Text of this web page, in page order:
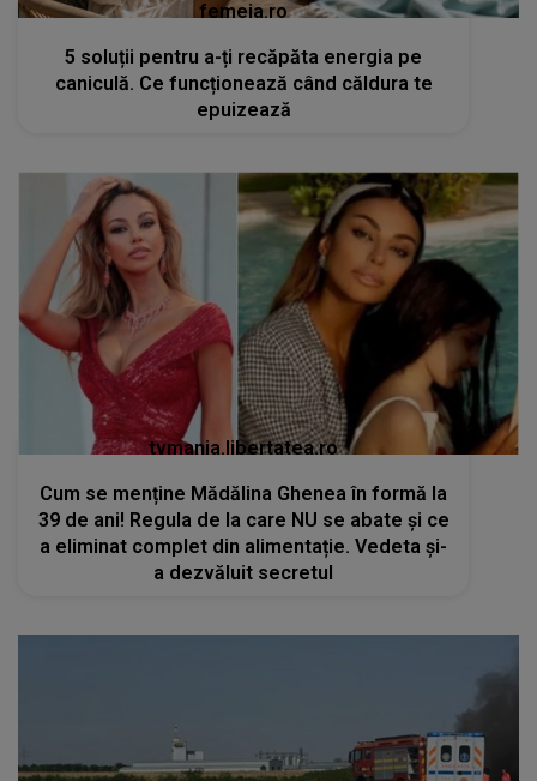
femeia.ro
5 soluții pentru a-ți recăpăta energia pe
caniculă. Ce funcționează când căldura te
epuizează
tvmania.libertatea.ro
Cum se menține Mădălina Ghenea în formă la
39 de ani! Regula de la care NU se abate și ce
a eliminat complet din alimentație. Vedeta și-
a dezvăluit secretul